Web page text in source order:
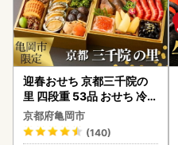
迎春おせち 京都三千院の
里 四段重 53品 おせち 冷蔵
2027 先行予約
京都府亀岡市
(140)